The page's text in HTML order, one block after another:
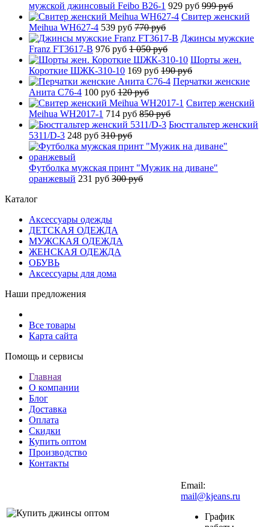
мужской джинсовый Feibo B26-1 929 руб 999 руб
Свитер женский
Meihua WH627-4 539 руб 770 руб
Джинсы мужские
Franz FT3617-B 976 руб 1 050 руб
Шорты жен.
Короткие ШЖК-310-10 169 руб 190 руб
Перчатки женские
Анита C76-4 100 руб 120 руб
Свитер женский
Meihua WH2017-1 714 руб 850 руб
Бюстгальтер женский
5311/D-3 248 руб 310 руб
Футболка мужская принт "Мужик на диване"
оранжевый 231 руб 300 руб
Каталог
Аксессуары одежды
ДЕТСКАЯ ОДЕЖДА
МУЖСКАЯ ОДЕЖДА
ЖЕНСКАЯ ОДЕЖДА
ОБУВЬ
Аксессуары для дома
Наши предложения
Все товары
Карта сайта
Помощь и сервисы
Главная
О компании
Блог
Доставка
Оплата
Скидки
Купить оптом
Производство
Контакты
Email:
mail@kjeans.ru
График